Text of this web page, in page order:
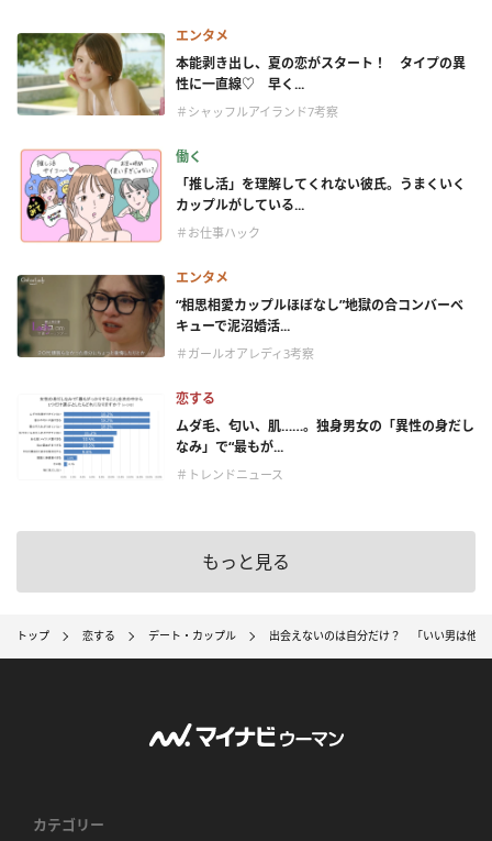
エンタメ
本能剥き出し、夏の恋がスタート！ タイプの異
性に一直線♡ 早く...
＃シャッフルアイランド7考察
働く
「推し活」を理解してくれない彼氏。うまくいく
カップルがしている...
＃お仕事ハック
エンタメ
“相思相愛カップルほぼなし”地獄の合コンバーベ
キューで泥沼婚活...
＃ガールオアレディ3考察
恋する
ムダ毛、匂い、肌……。独身男女の「異性の身だし
なみ」で“最もが...
＃トレンドニュース
もっと見る
トップ 恋する デート・カップル 出会えないのは自分だけ？ 「いい男は他人
カテゴリー